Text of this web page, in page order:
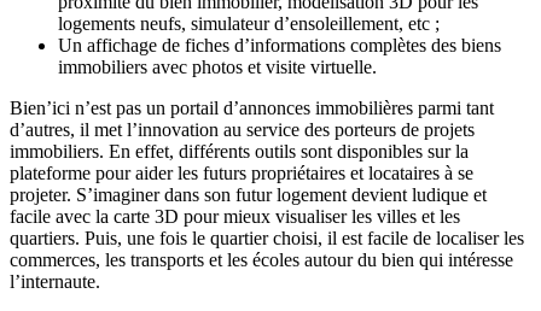
logements neufs, simulateur d’ensoleillement, etc ;
Un affichage de fiches d’informations complètes des biens
immobiliers avec photos et visite virtuelle.
Bien’ici n’est pas un portail d’annonces immobilières parmi tant
d’autres, il met l’innovation au service des porteurs de projets
immobiliers. En effet, différents outils sont disponibles sur la
plateforme pour aider les futurs propriétaires et locataires à se
projeter. S’imaginer dans son futur logement devient ludique et
facile avec la carte 3D pour mieux visualiser les villes et les
quartiers. Puis, une fois le quartier choisi, il est facile de localiser les
commerces, les transports et les écoles autour du bien qui intéresse
l’internaute.